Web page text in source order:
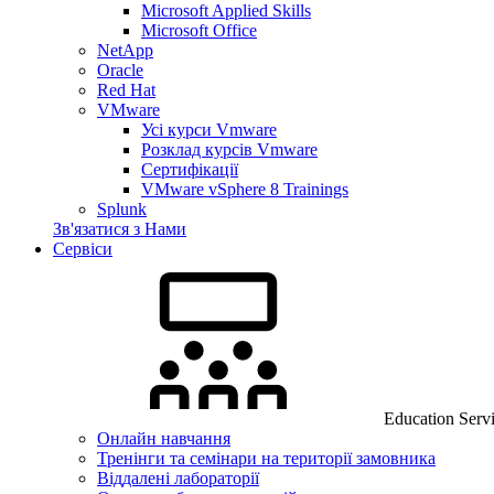
Microsoft Applied Skills
Microsoft Office
NetApp
Oracle
Red Hat
VMware
Усі курси Vmware
Розклад курсів Vmware
Сертифікації
VMware vSphere 8 Trainings
Splunk
Зв'язатися з Нами
Сервіси
Education
Онлайн навчання
Тренінги та семінари на території замовника
Віддалені лабораторії